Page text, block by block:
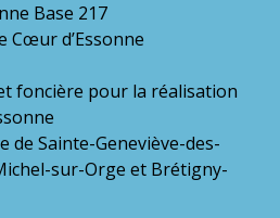
Base 217
Cœur d’Essonne
foncière pour la réalisation
de Sainte-Geneviève-des-
sur-Orge et Brétigny-